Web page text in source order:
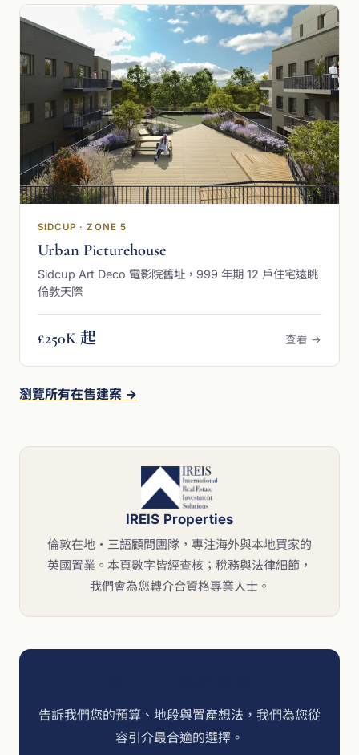
SIDCUP · ZONE 5
Urban Picturehouse
Sidcup Art Deco 電影院舊址，999 年期 12 戶住宅遠眺
倫敦天際
£250K 起 查看 →
瀏覽所有在售建案 →
IREIS Properties
倫敦在地・三語顧問團隊，專注海外與本地買家的
英國置業。本頁數字皆經查核；稅務與法律細節，
我們會為您轉介合資格專業人士。
告訴我們您的預算、地段與置產想法，我們為您從
容引介最合適的選擇。